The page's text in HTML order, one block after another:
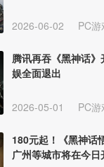
2026-06-02 PC游
腾讯再吞《黑神话
娱全面退出
2026-05-01 PC游
180元起！《黑神话
广州等城市将在今日